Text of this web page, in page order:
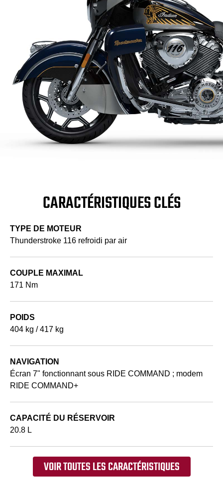
CARACTÉRISTIQUES CLÉS
TYPE DE MOTEUR
Thunderstroke 116 refroidi par air
COUPLE MAXIMAL
171 Nm
POIDS
404 kg / 417 kg
NAVIGATION
Écran 7" fonctionnant sous RIDE COMMAND ; modem
RIDE COMMAND+
CAPACITÉ DU RÉSERVOIR
20.8 L
VOIR TOUTES LES CARACTÉRISTIQUES